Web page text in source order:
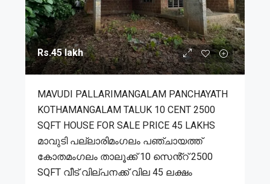
Rs.45 lakh
MAVUDI PALLARIMANGALAM PANCHAYATH
KOTHAMANGALAM TALUK 10 CENT 2500
SQFT HOUSE FOR SALE PRICE 45 LAKHS
മാവുടി പല്ലാരിമംഗലം പഞ്ചായത്ത്
കോതമംഗലം താലൂക്ക് 10 സെൻ്റ് 2500
SQFT വീട് വില്പനക്ക് വില 45 ലക്ഷം